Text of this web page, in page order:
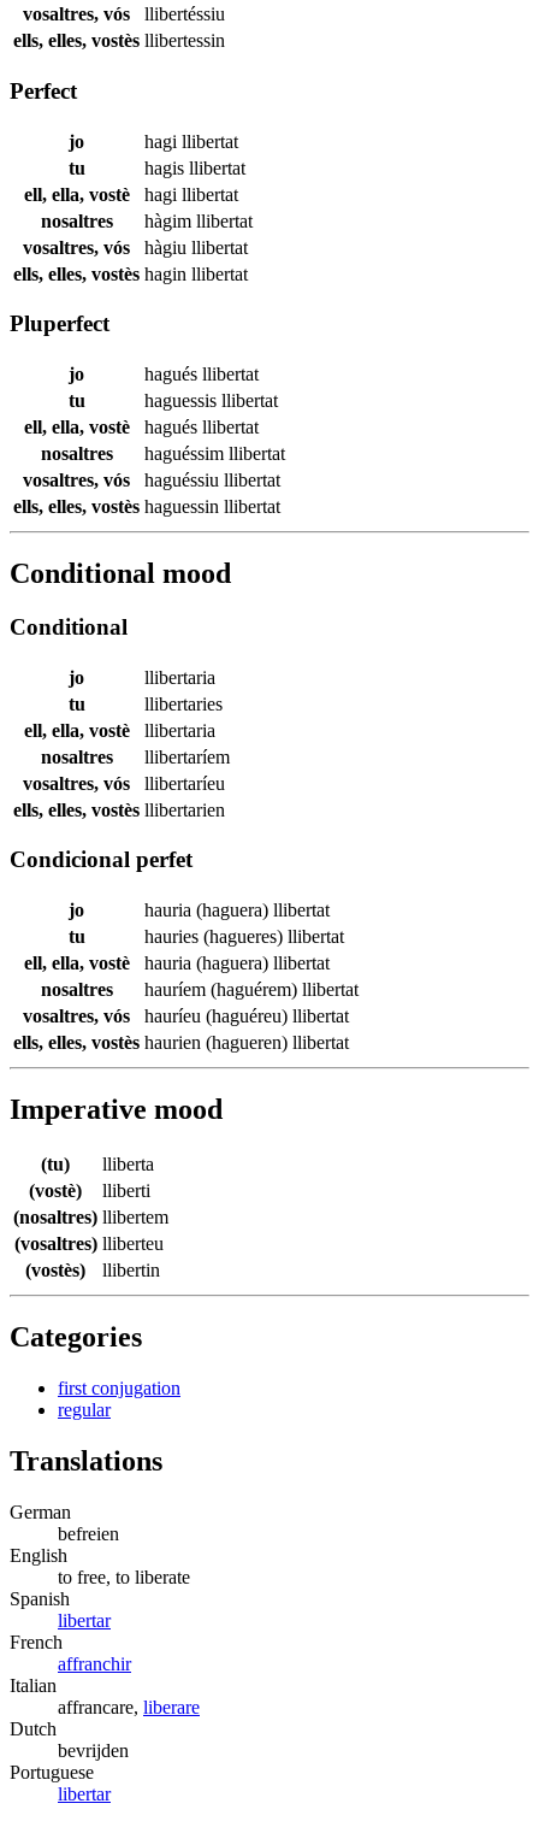
vosaltres, vós
llibertéssiu
ells, elles, vostès llibertessin
Perfect
jo hagi llibertat
tu
hagis llibertat
ell, ella, vostè
hagi llibertat
nosaltres
hàgim llibertat
vosaltres, vós
hàgiu llibertat
ells, elles, vostès hagin llibertat
Pluperfect
jo hagués llibertat
tu
haguessis llibertat
ell, ella, vostè
hagués llibertat
nosaltres
haguéssim llibertat
vosaltres, vós
haguéssiu llibertat
ells, elles, vostès haguessin llibertat
Conditional mood
Conditional
jo
llibertaria
tu
llibertaries
ell, ella, vostè
llibertaria
nosaltres
llibertaríem
vosaltres, vós
llibertaríeu
ells, elles, vostès llibertarien
Condicional perfet
jo hauria (haguera) llibertat
tu
hauries (hagueres) llibertat
ell, ella, vostè
hauria (haguera) llibertat
nosaltres
hauríem (haguérem) llibertat
vosaltres, vós
hauríeu (haguéreu) llibertat
ells, elles, vostès haurien (hagueren) llibertat
Imperative mood
(tu)
lliberta
(vostè)
lliberti
(nosaltres) llibertem
(vosaltres) lliberteu
(vostès)
llibertin
Categories
first conjugation
regular
Translations
German
befreien
English
to free, to liberate
Spanish
libertar
French
affranchir
Italian
affrancare, liberare
Dutch
bevrijden
Portuguese
libertar